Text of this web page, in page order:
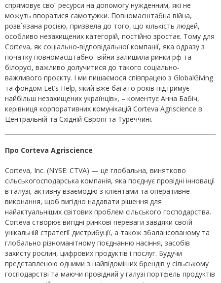
спрямовує свої ресурси на допомогу нужденним, які не
можуть впоратися самотужки. Повномасштабна війна,
розв`язана росією, призвела до того, що кількість людей,
особливо незахищених категорій, постійно зростає. Тому для
Corteva, як соціально-відповідальної компанії, яка одразу з
початку повномасштабної війни залишила ринки рф та
білорусі, важливо долучитися до такого соціально-
важливого проєкту. І ми пишаємося співпрацею з GlobalGiving
та фондом Let’s Help, який вже багато років підтримує
найбільш незахищених українців», – коментує Анна Бабіч,
керівниця корпоративних комунікацій Corteva Agriscience в
Центральній та Східній Європі та Туреччині.
Про Corteva Agriscience
Corteva, Inc. (NYSE: CTVA) — це глобальна, винятково
сільськогосподарська компанія, яка поєднує провідні інновації
в галузі, активну взаємодію з клієнтами та оперативне
виконання, щоб вигідно надавати рішення для
найактуальніших світових проблем сільського господарства.
Corteva створює вигідні ринкові переваги завдяки своїй
унікальній стратегії дистрибуції, а також збалансованому та
глобально різноманітному поєднанню насіння, засобів
захисту рослин, цифрових продуктів і послуг. Будучи
представленою одними з найвідоміших брендів у сільському
господарстві та маючи провідний у галузі портфель продуктів